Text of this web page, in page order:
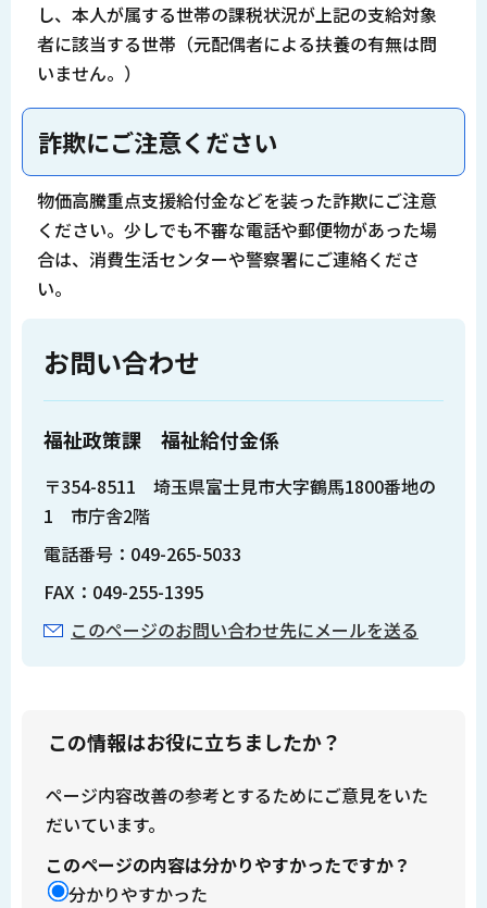
し、本人が属する世帯の課税状況が上記の支給対象
者に該当する世帯（元配偶者による扶養の有無は問
いません。）
詐欺にご注意ください
物価高騰重点支援給付金などを装った詐欺にご注意
ください。少しでも不審な電話や郵便物があった場
合は、消費生活センターや警察署にご連絡くださ
い。
お問い合わせ
福祉政策課 福祉給付金係
〒354-8511 埼玉県富士見市大字鶴馬1800番地の
1 市庁舎2階
電話番号：049-265-5033
FAX：049-255-1395
このページのお問い合わせ先にメールを送る
この情報はお役に立ちましたか？
ページ内容改善の参考とするためにご意見をいた
だいています。
このページの内容は分かりやすかったですか？
分かりやすかった